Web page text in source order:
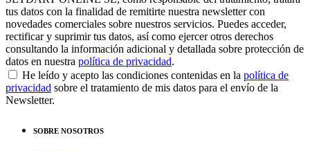
tus datos con la finalidad de remitirte nuestra newsletter con
novedades comerciales sobre nuestros servicios. Puedes acceder,
rectificar y suprimir tus datos, así como ejercer otros derechos
consultando la información adicional y detallada sobre protección de
datos en nuestra política de privacidad.
He leído y acepto las condiciones contenidas en la política de
privacidad sobre el tratamiento de mis datos para el envío de la
Newsletter.
SOBRE NOSOTROS